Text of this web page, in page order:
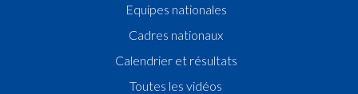
Equipes nationales
Cadres nationaux
Calendrier et résultats
Toutes les vidéos